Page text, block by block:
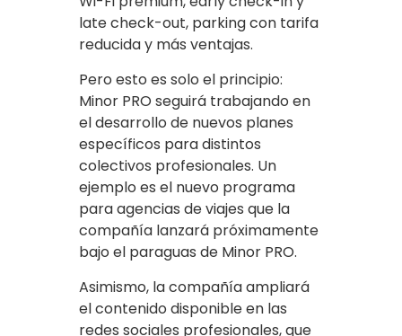
late check-out, parking con tarifa
reducida y más ventajas.
Pero esto es solo el principio:
Minor PRO seguirá trabajando en
el desarrollo de nuevos planes
específicos para distintos
colectivos profesionales. Un
ejemplo es el nuevo programa
para agencias de viajes que la
compañía lanzará próximamente
bajo el paraguas de Minor PRO.
Asimismo, la compañía ampliará
el contenido disponible en las
redes sociales profesionales, que